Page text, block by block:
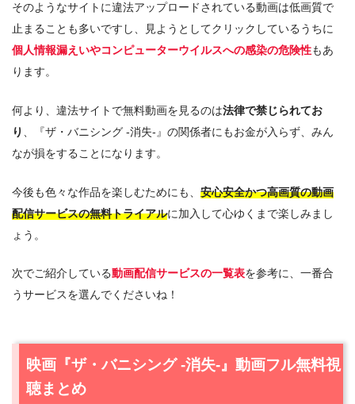
そのようなサイトに違法アップロードされている動画は低画質で
止まることも多いですし、見ようとしてクリックしているうちに
個人情報漏えいやコンピューターウイルスへの感染の危険性もあ
ります。
何より、違法サイトで無料動画を見るのは法律で禁じられてお
り
、『ザ・バニシング -消失-』の関係者にもお金が入らず、みん
なが損をすることになります。
今後も色々な作品を楽しむためにも、 安心安全かつ高画質の動画
配信サービスの無料トライアルに加入して心ゆくまで楽しみまし
ょう。
次でご紹介している動画配信サービスの一覧表を参考に、一番合
うサービスを選んでくださいね！
映画『ザ・バニシング -消失-』動画フル無料視
聴まとめ